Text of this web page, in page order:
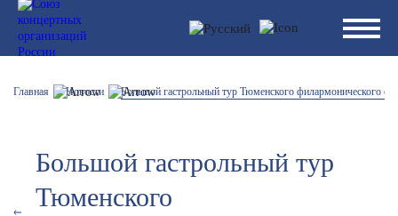
Главная Новости Большой гастрольный тур Тюменского филармонического
Большой гастрольный тур
Тюменского